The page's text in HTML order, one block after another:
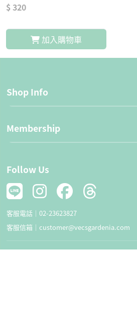
$ 320
加入購物車
Shop Info
Membership
Follow Us
客服電話｜ 02-23623827
客服信箱｜ customer@vecsgardenia.com